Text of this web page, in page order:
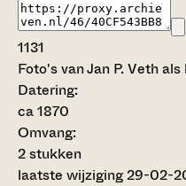
1131
Foto's van Jan P. Veth als
Datering:
ca 1870
Omvang:
2 stukken
laatste wijziging 29-02-